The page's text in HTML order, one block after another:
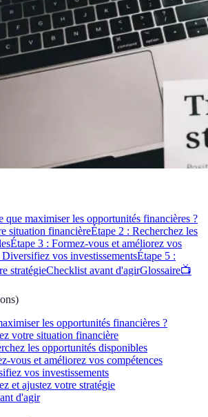
que maximiser les opportunités financières ?
situation financièreÉtape 2 : Recherchez les
Étape 3 : Formez-vous et améliorez vos
vos investissementsÉtape 5 :
stratégieChecklist avant d'agirGlossaire📺
)
les opportunités financières ?
votre situation financière
les opportunités disponibles
vous et améliorez vos compétences
vos investissements
et ajustez votre stratégie
d'agir